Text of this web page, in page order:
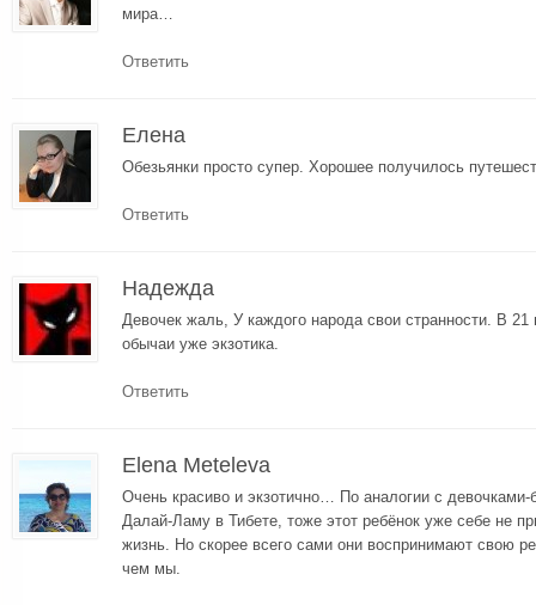
мира…
Ответить
Елена
Обезьянки просто супер. Хорошее получилось
Ответить
Надежда
Девочек жаль, У каждого народа свои странности. В 21
обычаи уже экзотика.
Ответить
Elena Meteleva
Очень красиво и экзотично… По аналогии с
Далай-Ламу в Тибете, тоже этот ребёнок уже себе не
жизнь. Но скорее всего сами они воспринимают свою
чем мы.